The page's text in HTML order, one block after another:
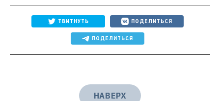
ТВИТНУТЬ ПОДЕЛИТЬСЯ
ПОДЕЛИТЬСЯ
НАВЕРХ